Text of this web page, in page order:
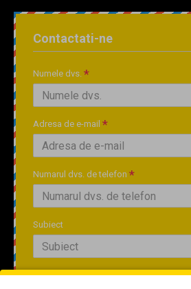
Contactati-ne
Numele dvs.
Adresa de e-mail
Numarul dvs. de telefon
Subiect
Mesaj